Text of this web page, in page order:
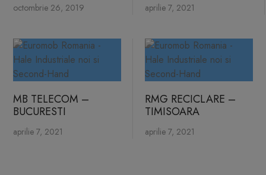
octombrie 26, 2019 aprilie 7, 2021
MB TELECOM –
BUCURESTI
aprilie 7, 2021
RMG RECICLARE –
TIMISOARA
aprilie 7, 2021